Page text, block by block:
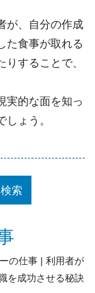
が、自分の作成
た食事が取れる
することで、
実的な面を知っ
ょう。
の仕事
利用者が
を成功させる秘訣